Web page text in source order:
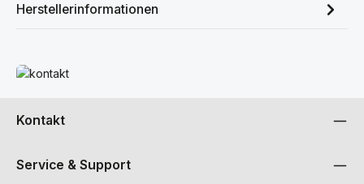
Herstellerinformationen
Mehr erfahren
Kontakt
Service & Support